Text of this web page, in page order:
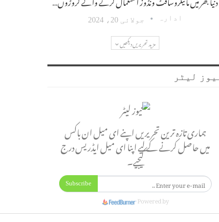
ادارہ جولائی 20، 2024
مزید تحریریں دیکھیں
لیٹر
ہماری تازہ ترین تحریریں اپنے ای میل ان باکس
میں حاصل کرنے کے لیے اپنا ای میل ایڈریس درج
کیجیے۔
Subscribe
Powered by